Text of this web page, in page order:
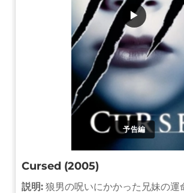
予告編
▶
Cursed (2005)
説明: 狼男の呪いにかかった兄妹の運